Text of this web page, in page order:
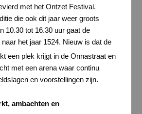
met het Ontzet Festival.
die ook dit jaar weer groots
10.30 tot 16.30 uur gaat de
het jaar 1524. Nieuw is dat de
een plek krijgt in de Onnastraat en
met een arena waar continu
en voorstellingen zijn.
ambachten en